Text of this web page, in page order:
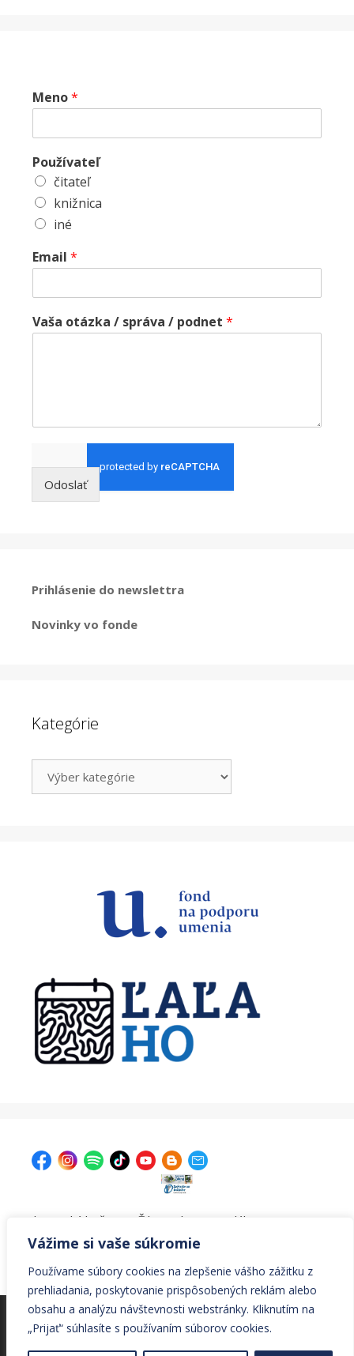
Vážime si vaše súkromie
Používame súbory cookies na zlepšenie vášho zážitku z
prehliadania, poskytovanie prispôsobených reklám alebo
obsahu a analýzu návštevnosti webstránky. Kliknutím na
„Prijať“ súhlasíte s používaním súborov cookies.
Meno*
Používateľ
čitateľ
knižnica
iné
Email *
Vaša otázka / správa / podnet *
Odoslať
Prihlásenie do newslettra
Novinky vo fonde
Kategórie
| Krajská knižnica v Žiline, Ul. A. Bernoláka 47, 011 77
Žilina |kniznica@krajskakniznicazilina.sk
© Všetky práva vyhradené Krajská knižnica v Žiline